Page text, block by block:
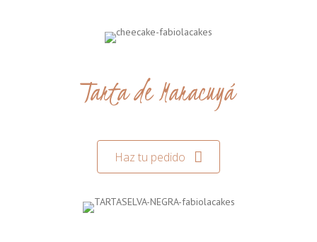
Tarta de Maracuyá
Haz tu pedido